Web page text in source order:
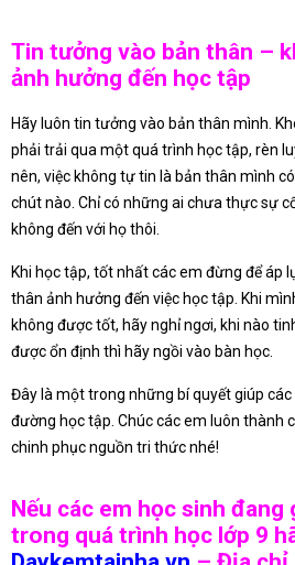
Tin tưởng vào bản thân –
ảnh hưởng đến học tập
Hãy luôn tin tưởng vào bản thân mình.
phải trải qua một quá trình học tập, rèn
nên, việc không tự tin là bản thân mình
chút nào. Chỉ có những ai chưa thực sự
không đến với họ thôi.
Khi học tập, tốt nhất các em đừng để áp
thân ảnh hưởng đến việc học tập. Khi
không được tốt, hãy nghỉ ngơi, khi nào
được ổn định thì hãy ngồi vào bàn học.
Đây là một trong những bí quyết giúp
đường học tập. Chúc các em luôn thành
chinh phục nguồn tri thức nhé!
Nếu các em học sinh đang
trong quá trình học lớp 9